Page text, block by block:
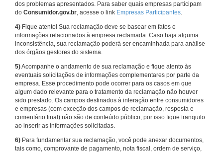
dos problemas apresentados. Para saber quais empresas participam
do Consumidor.gov.br, acesse o link Empresas Participantes.
4) Fique atento! Sua reclamação deve se basear em fatos e
informações relacionados à empresa reclamada. Caso haja alguma
inconsistência, sua reclamação poderá ser encaminhada para análise
dos órgãos gestores do sistema.
5)Acompanhe o andamento de sua reclamação e fique atento às
eventuais solicitações de informações complementares por parte da
empresa. Esse procedimento pode ocorrer para os casos em que
algum dado relevante para o tratamento da reclamação não houver
sido prestado. Os campos destinados à interação entre consumidores
e empresas (com exceção dos campos de reclamação, resposta e
comentário final) não são de conteúdo público, por isso fique tranquilo
ao inserir as informações solicitadas.
6) Para fundamentar sua reclamação, você pode anexar documentos,
tais como, comprovante de pagamento, nota fiscal, ordem de serviço,